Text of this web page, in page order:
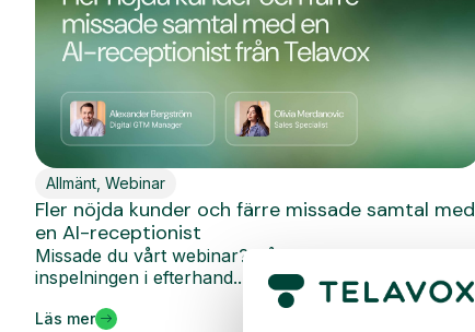
Allmänt Webinar
Fler nöjda kunder och färre missade samtal med
en AI-receptionist
Missade du vårt webinar? Då har du chansen nu. Se
inspelningen i efterhand...
Läs mer